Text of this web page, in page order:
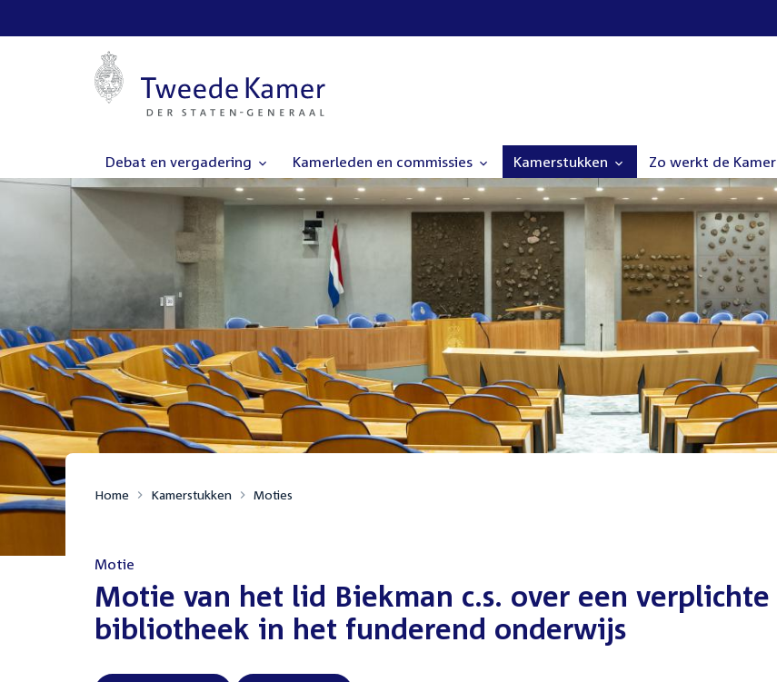
Debat en vergadering Kamerleden en commissies Kamerstukken Zo werkt de Kamer
Home Kamerstukken Moties
Motie
:Motie van het lid Biekman c.s. over een verplichte
bibliotheek in het funderend onderwijs